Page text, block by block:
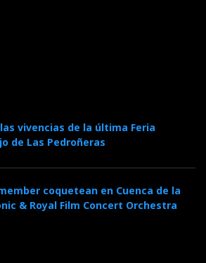
vivencias de la última Feria
de Las Pedroñeras
coquetean en Cuenca de la
& Royal Film Concert Orchestra